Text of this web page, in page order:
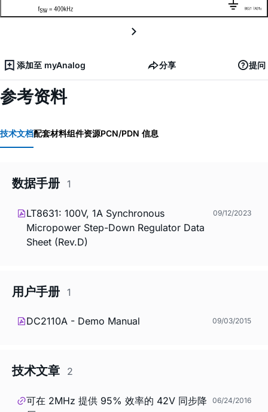
添加至 myAnalog 分享 提问
参考资料
技术文档配套材料组件资源PCN/PDN 信息
数据手册 1
LT8631: 100V, 1A Synchronous
Micropower Step-Down Regulator Data
Sheet (Rev.D)
09/12/2023
用户手册 1
DC2110A - Demo Manual 09/03/2015
技术文章 2
可在 2MHz 提供 95% 效率的 42V 同步降
06/24/2016